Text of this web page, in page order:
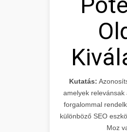
Kutatás:
amelyek
forgalommal
különböző SEO
Moz